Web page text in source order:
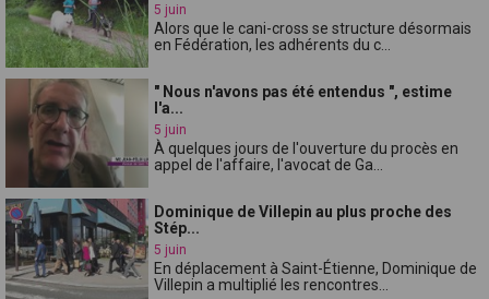
5 juin
Alors que le cani-cross se structure désormais
en Fédération, les adhérents du c...
" Nous n'avons pas été entendus ", estime
l'a...
5 juin
À quelques jours de l'ouverture du procès en
appel de l'affaire, l'avocat de Ga...
Dominique de Villepin au plus proche des
Stép...
5 juin
En déplacement à Saint-Étienne, Dominique de
Villepin a multiplié les rencontres...